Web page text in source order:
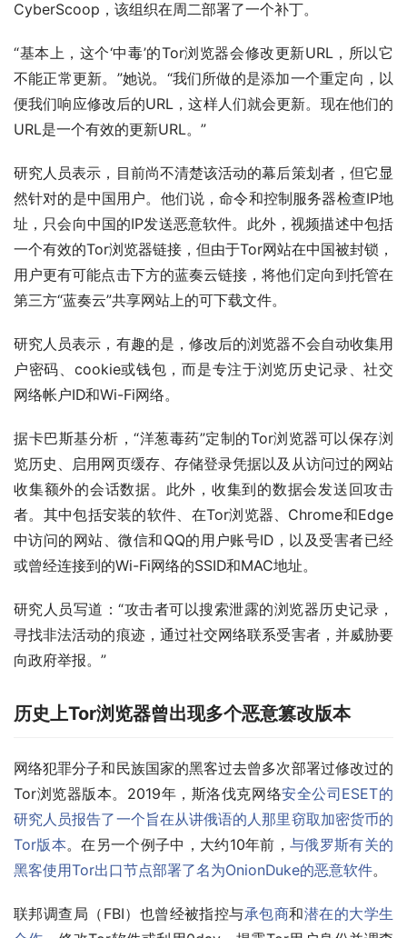
Cyber​​Scoop，该组织在周二部署了一个补丁。
“基本上，这个‘中毒’的Tor浏览器会修改更新URL，所以它
不能正常更新。”她说。“我们所做的是添加一个重定向，以
便我们响应修改后的URL，这样人们就会更新。现在他们的
URL是一个有效的更新URL。”
研究人员表示，目前尚不清楚该活动的幕后策划者，但它显
然针对的是中国用户。他们说，命令和控制服务器检查IP地
址，只会向中国的IP发送恶意软件。此外，视频描述中包括
一个有效的Tor浏览器链接，但由于Tor网站在中国被封锁，
用户更有可能点击下方的蓝奏云链接，将他们定向到托管在
第三方“蓝奏云”共享网站上的可下载文件。
研究人员表示，有趣的是，修改后的浏览器不会自动收集用
户密码、cookie或钱包，而是专注于浏览历史记录、社交
网络帐户ID和Wi-Fi网络。
据卡巴斯基分析，“洋葱毒药”定制的Tor浏览器可以保存浏
览历史、启用网页缓存、存储登录凭据以及从访问过的网站
收集额外的会话数据。此外，收集到的数据会发送回攻击
者。其中包括安装的软件、在Tor浏览器、Chrome和Edge
中访问的网站、微信和QQ的用户账号ID，以及受害者已经
或曾经连接到的Wi-Fi网络的SSID和MAC地址。
研究人员写道：“攻击者可以搜索泄露的浏览器历史记录，
寻找非法活动的痕迹，通过社交网络联系受害者，并威胁要
向政府举报。”
历史上Tor浏览器曾出现多个恶意篡改版本
网络犯罪分子和民族国家的黑客过去曾多次部署过修改过的
Tor浏览器版本。2019年，斯洛伐克网络安全公司ESET的
研究人员报告了一个旨在从讲俄语的人那里窃取加密货币的
Tor版本。在另一个例子中，大约10年前， 与俄罗斯有关的
黑客使用Tor出口节点部署了名为OnionDuke的恶意软件。
联邦调查局（FBI）也曾经被指控与承包商和潜在的大学生